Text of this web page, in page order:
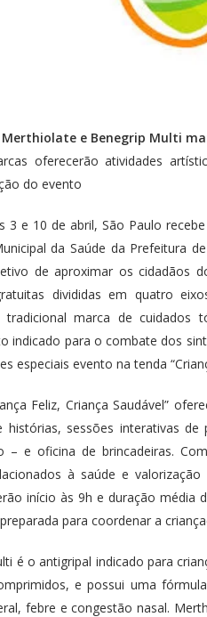
Merthiolate e Benegrip Multi
oferecerão atividades
do evento
3 e 10 de abril, São Paulo
da Saúde da Prefeitura
de aproximar os cidadãos
divididas em quatro
tradicional marca de cuidados
indicado para o combate dos
especiais evento na tenda
Feliz, Criança Saudável”
histórias, sessões interativas
– e oficina de brincadeiras.
à saúde e
início às 9h e duração média
para coordenar a
é o antigripal indicado para
e possui uma
febre e congestão nasal.